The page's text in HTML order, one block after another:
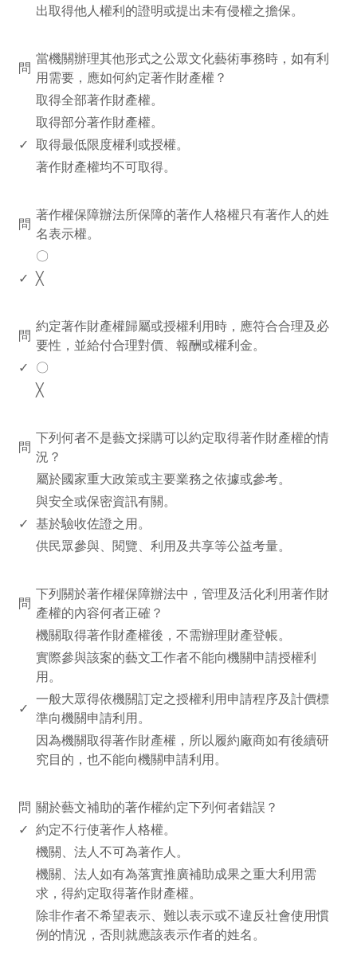
出取得他人權利的證明或提出未有侵權之擔保。
問
當機關辦理其他形式之公眾文化藝術事務時，如有利
用需要，應如何約定著作財產權？
取得全部著作財產權。
取得部分著作財產權。
✓ 取得最低限度權利或授權。
著作財產權均不可取得。
問
著作權保障辦法所保障的著作人格權只有著作人的姓
名表示權。
〇
✓ ╳
問
約定著作財產權歸屬或授權利用時，應符合合理及必
要性，並給付合理對價、報酬或權利金。
✓
〇
╳
問
下列何者不是藝文採購可以約定取得著作財產權的情
況？
屬於國家重大政策或主要業務之依據或參考。
與安全或保密資訊有關。
✓ 基於驗收佐證之用。
供民眾參與、閱覽、利用及共享等公益考量。
問
下列關於著作權保障辦法中，管理及活化利用著作財
產權的內容何者正確？
機關取得著作財產權後，不需辦理財產登帳。
實際參與該案的藝文工作者不能向機關申請授權利
用。
✓
一般大眾得依機關訂定之授權利用申請程序及計價標
準向機關申請利用。
因為機關取得著作財產權，所以履約廠商如有後續研
究目的，也不能向機關申請利用。
問 關於藝文補助的著作權約定下列何者錯誤？
✓ 約定不行使著作人格權。
機關、法人不可為著作人。
機關、法人如有為落實推廣補助成果之重大利用需
求，得約定取得著作財產權。
除非作者不希望表示、難以表示或不違反社會使用慣
例的情況，否則就應該表示作者的姓名。